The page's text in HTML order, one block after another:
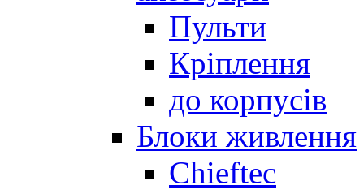
Пульти
Кріплення
до корпусів
Блоки живлення
Chieftec